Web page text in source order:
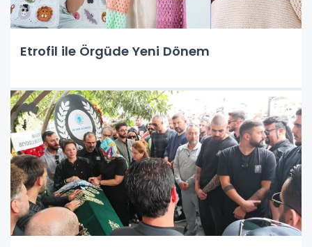
Etrofil ile Örgüde Yeni Dönem